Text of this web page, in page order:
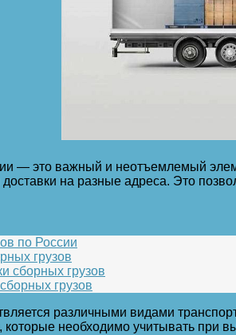
— это важный и неотъемлемый
на разные адреса. Это
по России
грузов
сборных грузов
грузов
различными видами
необходимо учитывать при